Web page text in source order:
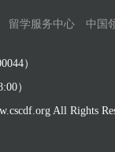
留学服务中心 中国
）
）
All Rights